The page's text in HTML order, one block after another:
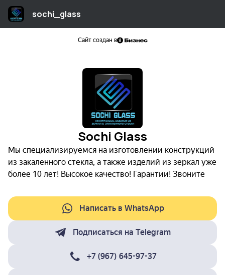
sochi_glass
Сайт создан в
Sochi Glass
Мы специализируемся на изготовлении конструкций
из закаленного стекла, а также изделий из зеркал уже
более 10 лет! Высокое качество! Гарантии! Звоните
Написать в WhatsApp
Подписаться на Telegram
+7 (967) 645-97-37